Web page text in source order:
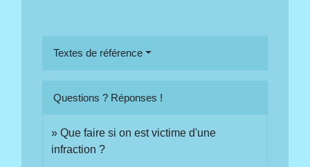
Textes de référence
Questions ? Réponses !
Que faire si on est victime d'une
infraction ?